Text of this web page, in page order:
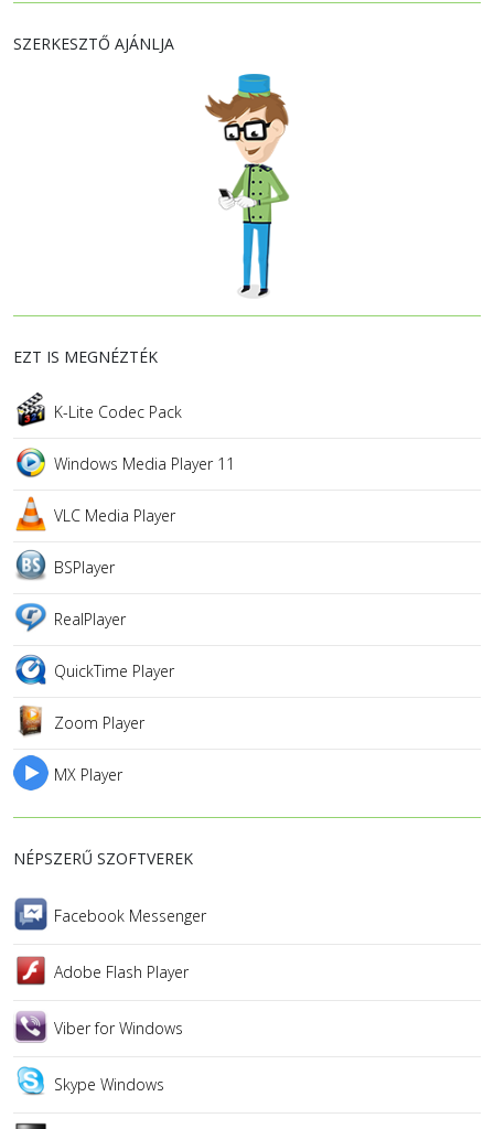
SZERKESZTŐ AJÁNLJA
EZT IS MEGNÉZTÉK
K-Lite Codec Pack
Windows Media Player 11
VLC Media Player
BSPlayer
RealPlayer
QuickTime Player
Zoom Player
MX Player
NÉPSZERŰ SZOFTVEREK
Facebook Messenger
Adobe Flash Player
Viber for Windows
Skype Windows